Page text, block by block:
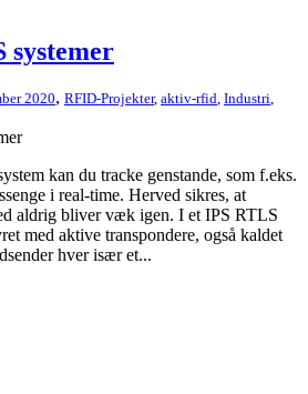
systemer
2020, RFID-Projekter, aktiv-rfid, Industri,
kan du tracke genstande, som f.eks.
i real-time. Herved sikres, at
aldrig bliver væk igen. I et IPS RTLS
med aktive transpondere, også kaldet
hver især et...